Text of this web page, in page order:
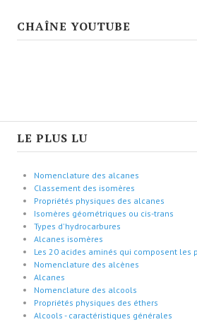
CHAÎNE YOUTUBE
LE PLUS LU
Nomenclature des alcanes
Classement des isomères
Propriétés physiques des alcanes
Isomères géométriques ou cis-trans
Types d'hydrocarbures
Alcanes isomères
Les 20 acides aminés qui composent les
Nomenclature des alcènes
Alcanes
Nomenclature des alcools
Propriétés physiques des éthers
Alcools - caractéristiques générales